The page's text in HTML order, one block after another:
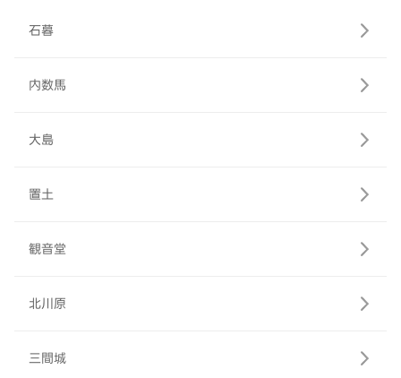
石暮
内数馬
大島
置土
観音堂
北川原
三間城